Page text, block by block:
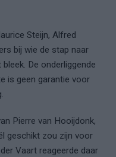
Steijn, Alfred
bij wie de stap naar
De onderliggende
is geen garantie voor
Pierre van Hooijdonk,
geschikt zou zijn voor
Vaart reageerde daar